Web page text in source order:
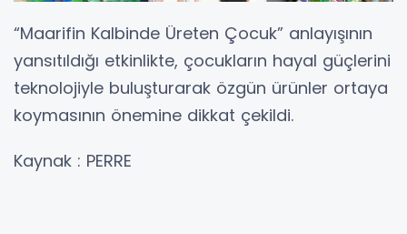
“Maarifin Kalbinde Üreten Çocuk” anlayışının
yansıtıldığı etkinlikte, çocukların hayal güçlerini
teknolojiyle buluşturarak özgün ürünler ortaya
koymasının önemine dikkat çekildi.
Kaynak : PERRE